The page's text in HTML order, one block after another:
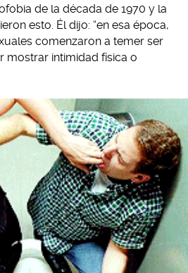
de la década de 1970 y la
esto. Él dijo: “en esa época,
comenzaron a temer ser
mostrar intimidad física o